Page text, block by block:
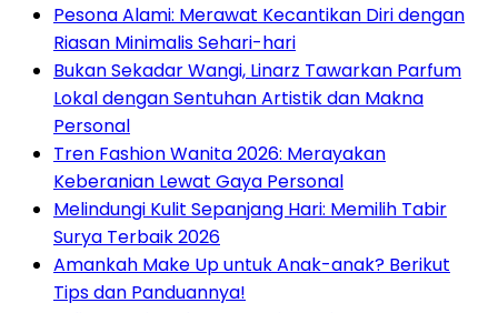
Pesona Alami: Merawat Kecantikan Diri dengan
Riasan Minimalis Sehari-hari
Bukan Sekadar Wangi, Linarz Tawarkan Parfum
Lokal dengan Sentuhan Artistik dan Makna
Personal
Tren Fashion Wanita 2026: Merayakan
Keberanian Lewat Gaya Personal
Melindungi Kulit Sepanjang Hari: Memilih Tabir
Surya Terbaik 2026
Amankah Make Up untuk Anak-anak? Berikut
Tips dan Panduannya!